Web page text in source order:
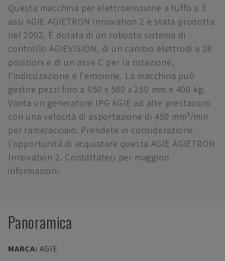
Questa macchina per elettroerosione a tuffo a 3
assi AGIE AGIETRON Innovation 2 è stata prodotta
nel 2002. È dotata di un robusto sistema di
controllo AGIEVISION, di un cambio elettrodi a 28
posizioni e di un asse C per la rotazione,
l'indicizzazione e l'erosione. La macchina può
gestire pezzi fino a 650 x 580 x 250 mm e 400 kg.
Vanta un generatore IPG AGIE ad alte prestazioni
con una velocità di asportazione di 450 mm³/min
per rame/acciaio. Prendete in considerazione
l'opportunità di acquistare questa AGIE AGIETRON
Innovation 2. Contattateci per maggiori
informazioni.
Panoramica
MARCA: AGIE